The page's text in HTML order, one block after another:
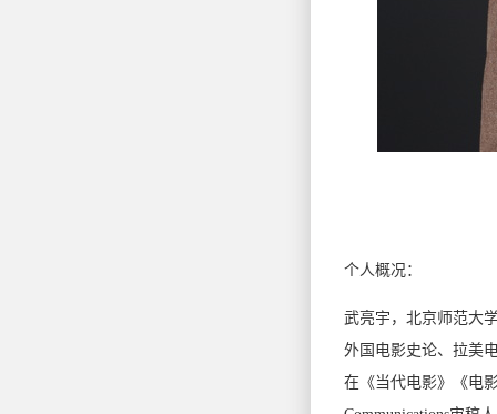
个人概况：
武亮宇，北京师范大
外国电影史论、拉美
在《当代电影》《电